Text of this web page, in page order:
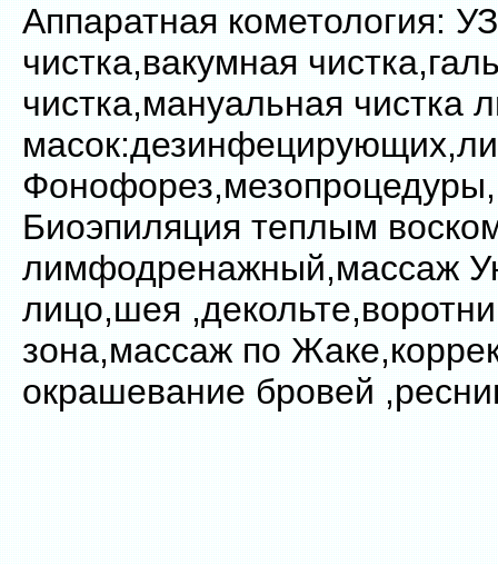
Аппаратная кометология:
чистка,вакумная
чистка,мануальная чистка
Биоэпиляция теплым
лимфодренажный,массаж
лицо,шея
зона,массаж по
окрашевание бровей